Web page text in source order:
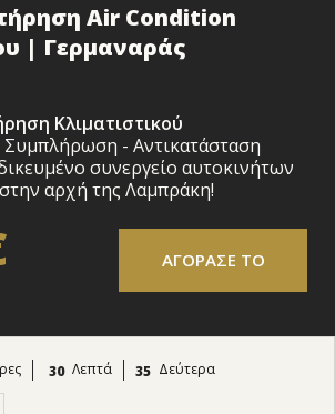
Air Condition
| Γερμαναράς
Κλιματιστικού
Συμπλήρωση - Αντικατάσταση
συνεργείο αυτοκινήτων
αρχή της Λαμπράκη!
ΑΓΟΡΑΣΕ ΤΟ
30 Λεπτά 33 Δεύτερα